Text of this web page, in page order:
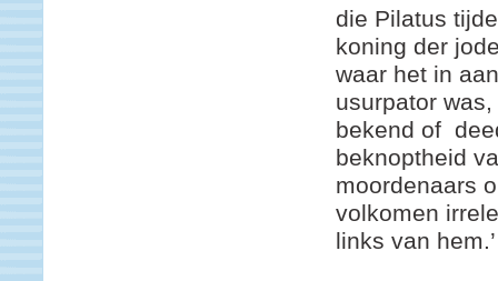
die Pilatus
koning der
waar het in
usurpator
bekend of
beknoptheid
moordenaars
volkomen
links van hem.’